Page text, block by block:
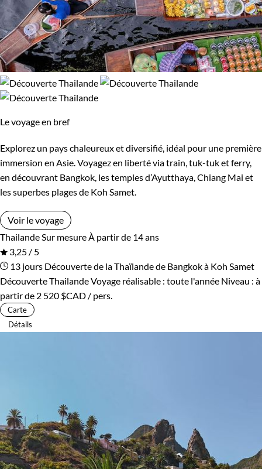
Le voyage en bref
Explorez un pays chaleureux et diversifié, idéal pour une première
immersion en Asie. Voyagez en liberté via train, tuk-tuk et ferry,
en découvrant Bangkok, les temples d’Ayutthaya, Chiang Mai et
les superbes plages de Koh Samet.
Voir le voyage
Thailande Sur mesure À partir de 14 ans
3,25 / 5
13 jours Découverte de la Thaïlande de Bangkok à Koh Samet
Découverte ThailandeVoyage réalisable : toute l'année Niveau : à
partir de 2 520 $CAD / pers.
Carte
Détails